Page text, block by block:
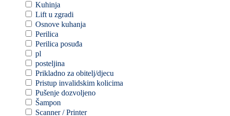
Kuhinja
Lift u zgradi
Osnove kuhanja
Perilica
Perilica posuđa
pl
posteljina
Prikladno za obitelj/djecu
Pristup invalidskim kolicima
Pušenje dozvoljeno
Šampon
Scanner / Printer